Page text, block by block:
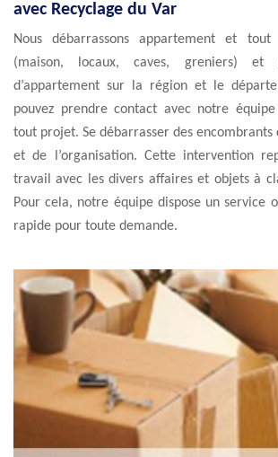
avec Recyclage du Var
Nous débarrassons appartement et
(maison, locaux, caves, greniers) et
d’appartement sur la région et le
pouvez prendre contact avec notre
tout projet. Se débarrasser des encombrants
et de l’organisation. Cette intervention
travail avec les divers affaires et objets à
Pour cela, notre équipe dispose un service
rapide pour toute demande.